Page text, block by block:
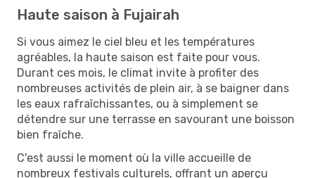
Haute saison à Fujairah
Si vous aimez le ciel bleu et les températures
agréables, la haute saison est faite pour vous.
Durant ces mois, le climat invite à profiter des
nombreuses activités de plein air, à se baigner dans
les eaux rafraîchissantes, ou à simplement se
détendre sur une terrasse en savourant une boisson
bien fraîche.
C'est aussi le moment où la ville accueille de
nombreux festivals culturels, offrant un aperçu